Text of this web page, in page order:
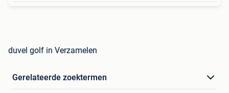
duvel golf in Verzamelen
Gerelateerde zoektermen